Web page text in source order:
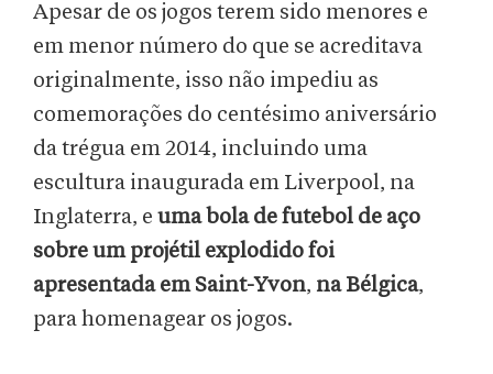
Apesar de os jogos terem sido menores e
em menor número do que se acreditava
originalmente, isso não impediu as
comemorações do centésimo aniversário
da trégua em 2014, incluindo uma
escultura inaugurada em Liverpool, na
Inglaterra, e uma bola de futebol de aço
sobre um projétil explodido foi
apresentada em Saint-Yvon, na Bélgica,
para homenagear os jogos.